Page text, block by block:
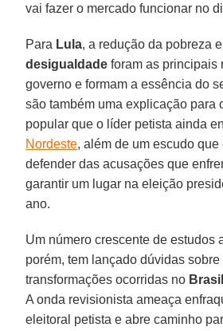
vai fazer o mercado funcionar no
Para Lula, a redução da pobreza
desigualdade foram as principais
governo e formam a essência do
são também uma explicação para
popular que o líder petista ainda
Nordeste, além de um escudo
defender das acusações que
garantir um lugar na eleição
ano.
Um número crescente de estudos
porém, tem lançado dúvidas
transformações ocorridas no Brasil
A onda revisionista ameaça
eleitoral petista e abre caminho